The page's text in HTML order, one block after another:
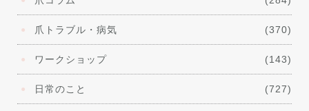
爪トラブル・病気 (370)
ワークショップ (143)
日常のこと (727)